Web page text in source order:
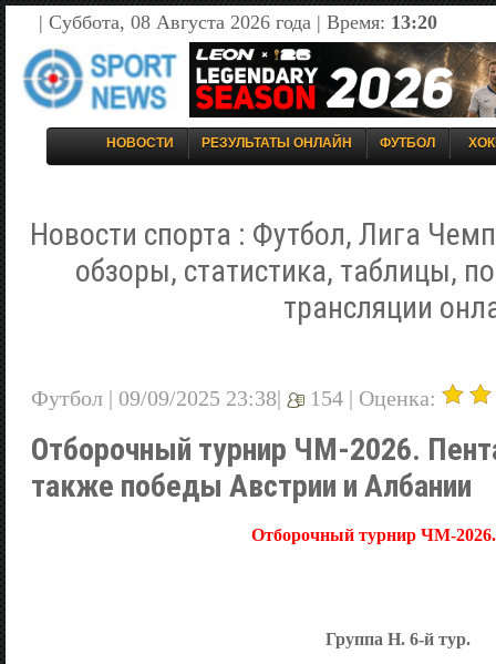
| Суббота, 08 Августа 2026 года | Время: 13:20
НОВОСТИ РЕЗУЛЬТАТЫ ОНЛАЙН ФУТБОЛ
Новости спорта : Футбол, Лига
обзоры, статистика, таблицы,
трансляции
Футбол | 09/09/2025 23:38| 154 | Оценка:
Отборочный турнир ЧМ-2026.
также победы Австрии и Албании
Отборочный турнир ЧМ-
Группа Н. 6-й тур.